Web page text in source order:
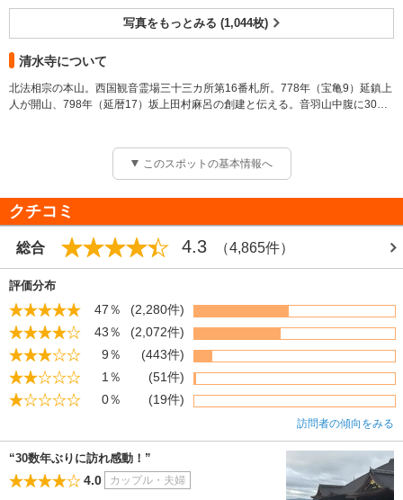
写真をもっとみる (1,044枚)
清水寺について
北法相宗の本山。西国観音霊場三十三カ所第16番札所。778年（宝亀9）延鎮上
人が開山、798年（延暦17）坂上田村麻呂の創建と伝える。音羽山中腹に30近
優美な建築で、十一面千手観音立像を安置。舞台の下方に音羽の滝、谷を隔て
て安産祈願の子安の塔（重文）がある。ほかに仁王門、馬駐（うまとどめ）、
弥陀堂、奥の院など重文指定の建造物がいらかを連ねる。1994年（平成6）12
月「古都京都の文化財」として「世界遺産条約」に基づく世界文化遺産に登録
建立：現本堂1633（寛永10）年再建 創建798（延暦17）年、平安時代初
方左右に翼廊を出し、その間は板張りの舞台となっている。舞台は約12mの長
い樹齢400年以上の欅の大木の束柱を貫で組み合わせて支えられ、断崖上に架
る。
本尊は十一面千手千眼観音立像で国宝の厨子内に安置され、秘仏。33年ごとに
軍地蔵もともに秘仏。
■子安の塔
（重要文化財）で室町時代後期の再建。清水寺の塔頭で泰産寺という寺名をも
つ。塔内には千手観音が安置されている。寺伝では聖武天皇・光明皇后がこの
観音に祈願され、孝謙天皇を安産されたので、その報恩のため建てられたとい
う。後世、安産祈願の信仰が生まれ子安観音とあがめられる。塔前からの清水
寺全景の眺望は素晴らしく、東山の光景になくてはならない塔でもある。
清水寺にある重文の彫刻。樟（くす）材の一木造りで、平安初期の古様を漂わ
せる平安中期（藤原時代）の優作である。
非公開
このスポットの基本情報へ
クチコミ
総合 4.3 （4,865件）
評価分布
47％
(2,280件)
43％
(2,072件)
9％
(443件)
1％
(51件)
0％
(19件)
訪問者の傾向をみる
“30数年ぶりに訪れ感動！”
4.0 カップル・夫婦